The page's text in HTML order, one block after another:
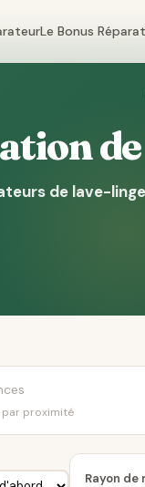
Le Bonus
de lave-linge
proximité
Rayon de